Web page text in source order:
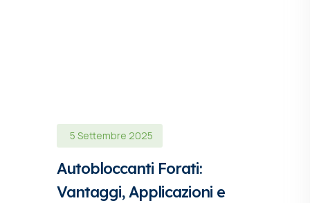
5 Settembre 2025
Autobloccanti Forati:
Vantaggi, Applicazioni e